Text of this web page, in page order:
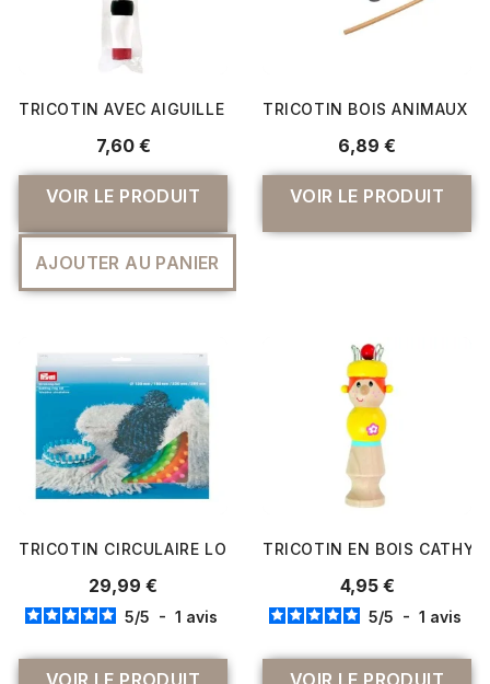
TRICOTIN AVEC AIGUILLE ET INSTRUCTIONS - PRYM
7,60 €
VOIR LE PRODUIT
AJOUTER AU PANIER
TRICOTIN BOIS ANIMAUX -
6,89 €
VOIR LE PRODUIT
TRICOTIN CIRCULAIRE LOT DE 4 DIAMETRES - PRYM
29,99 €
5/5 - 1 avis
TRICOTIN EN BOIS CATHY
4,95 €
5/5 - 1 avis